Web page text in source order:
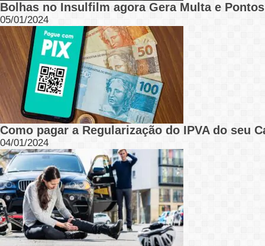
Bolhas no Insulfilm agora Gera Multa e
05/01/2024
Como pagar a Regularização do IPVA do seu
04/01/2024